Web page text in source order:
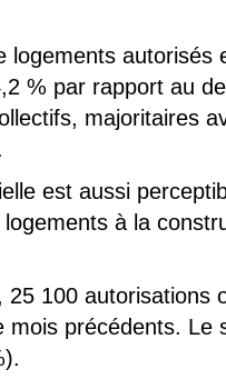
logements
% par rapport au
majoritaires
est aussi
à la
100
précédents.